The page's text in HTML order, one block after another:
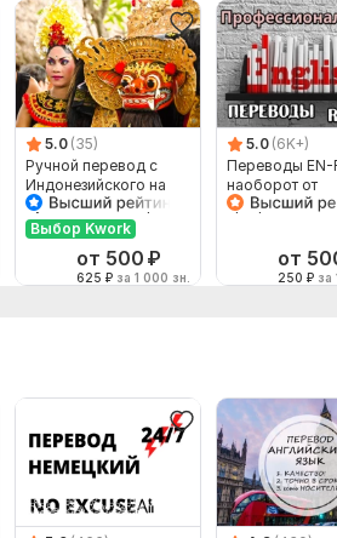
5.0 (35)
Ручной перевод с
Индонезийского на
Русский и наоборот
Выбор Kwork
от 500 ₽
625 ₽ за 1 000 зн.
5.0 (6K+)
Переводы EN-
наоборот от
от
250 ₽ за